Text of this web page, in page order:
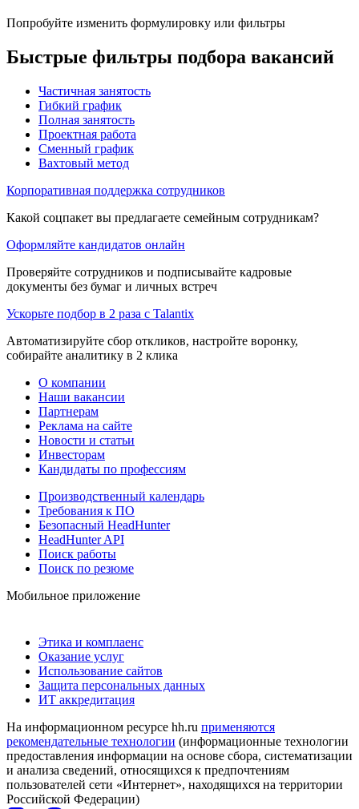
Попробуйте изменить формулировку или фильтры
Быстрые фильтры подбора вакансий
Частичная занятость
Гибкий график
Полная занятость
Проектная работа
Сменный график
Вахтовый метод
Корпоративная поддержка сотрудников
Какой соцпакет вы предлагаете семейным сотрудникам?
Оформляйте кандидатов онлайн
Проверяйте сотрудников и подписывайте кадровые
документы без бумаг и личных встреч
Ускорьте подбор в 2 раза с Talantix
Автоматизируйте сбор откликов, настройте воронку,
собирайте аналитику в 2 клика
О компании
Наши вакансии
Партнерам
Реклама на сайте
Новости и статьи
Инвесторам
Кандидаты по профессиям
Производственный календарь
Требования к ПО
Безопасный HeadHunter
HeadHunter API
Поиск работы
Поиск по резюме
Мобильное приложение
Этика и комплаенс
Оказание услуг
Использование сайтов
Защита персональных данных
ИТ аккредитация
На информационном ресурсе hh.ru применяются
рекомендательные технологии (информационные технологии
предоставления информации на основе сбора, систематизации
и анализа сведений, относящихся к предпочтениям
пользователей сети «Интернет», находящихся на территории
Российской Федерации)